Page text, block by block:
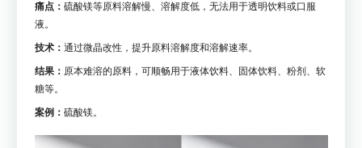
痛点： 硫酸镁等原料溶解慢、溶解度低，无法用于透明饮料或口服
液。
技术： 通过微晶改性，提升原料溶解度和溶解速率。
结果： 原本难溶的原料，可顺畅用于液体饮料、固体饮料、粉剂、软
糖等。
案例： 硫酸镁。